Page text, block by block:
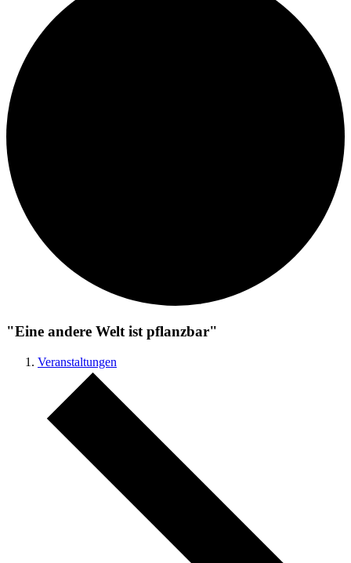
"Eine andere Welt ist pflanzbar"
Veranstaltungen